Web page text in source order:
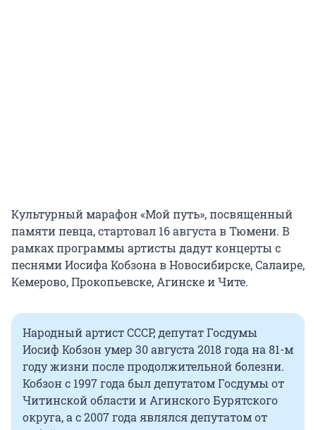
Культурный марафон «Мой путь», посвященный
памяти певца, стартовал 16 августа в Тюмени. В
рамках программы артисты дадут концерты с
песнями Иосифа Кобзона в Новосибирске, Салаире,
Кемерово, Прокопьевске, Агинске и Чите.
Народный артист СССР, депутат Госдумы
Иосиф Кобзон умер 30 августа 2018 года на 81-м
году жизни после продолжительной болезни.
Кобзон с 1997 года был депутатом Госдумы от
Читинской области и Агинского Бурятского
округа, а с 2007 года являлся депутатом от